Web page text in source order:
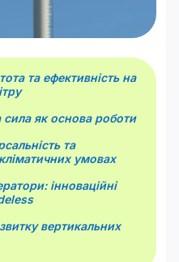
та ефективність на
як основа роботи
та
умовах
інноваційні
вертикальних